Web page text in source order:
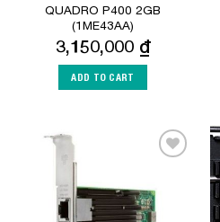
QUADRO P400 2GB
(1ME43AA)
3,150,000 ₫
ADD TO CART